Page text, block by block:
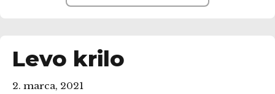
Levo krilo
2. marca, 2021